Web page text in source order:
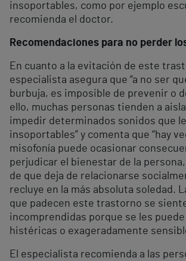
insoportables, como por ejemplo
recomienda el doctor.
Recomendaciones para no perder
En cuanto a la evitación de este
especialista asegura que “a no ser
burbuja, es imposible de prevenir o
ello, muchas personas tienden a
impedir determinados sonidos que
insoportables” y comenta que “hay
misofonía puede ocasionar
perjudicar el bienestar de la
de que deja de relacionarse
recluye en la más absoluta soledad.
que padecen este trastorno se
incomprendidas porque se les
histéricas o exageradamente
El especialista recomienda a las